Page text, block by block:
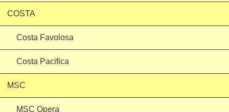
COSTA
Costa Favolosa
Costa Pacifica
MSC
MSC Opera